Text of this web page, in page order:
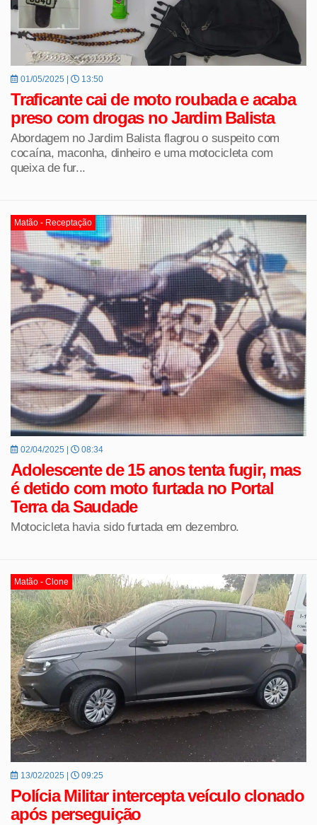
01/05/2025 | 13:50
Traficante cai de moto roubada e acaba
preso com drogas no Jardim Balista
Abordagem no Jardim Balista flagrou o suspeito com
cocaína, maconha, dinheiro e uma motocicleta com
queixa de fur...
Matão - Receptação
02/04/2025 | 08:34
Adolescente de 15 anos tenta fugir, mas
é detido com moto furtada no Portal
Terra da Saudade
Motocicleta havia sido furtada em dezembro.
Matão - Clone
13/02/2025 | 09:25
Polícia Militar intercepta veículo clonado
após perseguição